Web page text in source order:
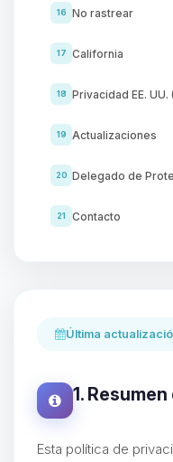
16 No rastrear
17 California
18 Privacidad EE. UU.
19 Actualizaciones
20 Delegado de
21 Contacto
Última
1.
Esta política de